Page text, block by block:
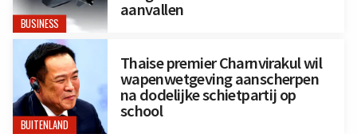
BUSINESS
aanvallen
BUITENLAND
Thaise premier Charnvirakul wil
wapenwetgeving aanscherpen
na dodelijke schietpartij op
school